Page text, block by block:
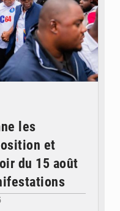
les
et
du 15 août